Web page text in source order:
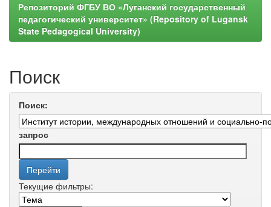
Репозиторий ФГБУ ВО «Луганский государственный
педагогический университет» (Repository of Lugansk
State Pedagogical University)
Поиск
Поиск:
запрос
Текущие фильтры: